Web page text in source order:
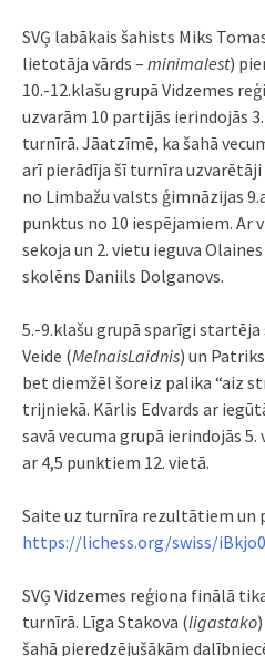
SVĢ labākais šahists Miks
lietotāja vārds – minimalest)
10.-12.klašu grupā Vidzemes
uzvarām 10 partijās ierindojās
turnīrā. Jāatzīmē, ka šahā
arī pierādīja šī turnīra
no Limbažu valsts ģimnāzijas
punktus no 10 iespējamiem. Ar
sekoja un 2. vietu ieguva
skolēns Daniils Dolganovs.
5.-9.klašu grupā sparīgi startēja
Veide (MelnaisLaidnis) un
bet diemžēl šoreiz palika “aiz
trijniekā. Kārlis Edvards ar
savā vecuma grupā ierindojās
ar 4,5 punktiem 12. vietā.
Saite uz turnīra rezultātiem un
https://lichess.org/swiss/
SVĢ Vidzemes reģiona finālā
turnīrā. Līga Stakova (ligastako
šahā pieredzējušākām